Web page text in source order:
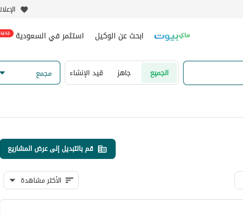
ابحث عن الوكيل استثمر في السعودية جديد
الجميع جاهز قيد الإنشاء مجمع
قم بالتبديل إلى عرض المشاريع
الأكثر مشاهدة